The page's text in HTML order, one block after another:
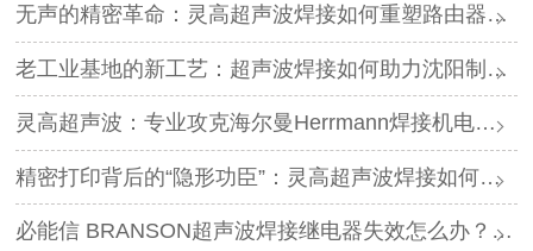
无声的精密革命：灵高超声波焊接如何重塑路由器外壳制造？
老工业基地的新工艺：超声波焊接如何助力沈阳制造转型？
灵高超声波：专业攻克海尔曼Herrmann焊接机电路板短路难题
精密打印背后的“隐形功臣”：灵高超声波焊接如何让喷墨头支架更可靠？
必能信 BRANSON超声波焊接继电器失效怎么办？灵高超声波“四步维修法”精准破局